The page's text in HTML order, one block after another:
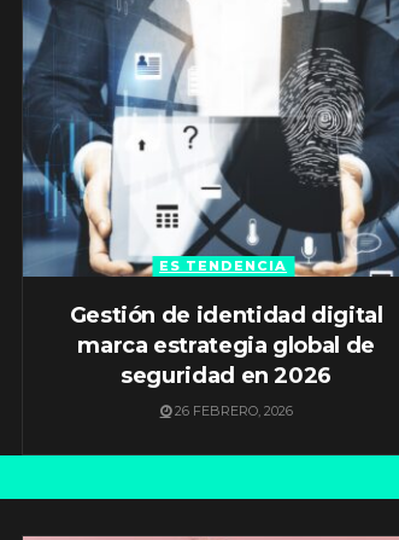
ES TENDENCIA
Gestión de identidad digital
marca estrategia global de
seguridad en 2026
26 FEBRERO, 2026